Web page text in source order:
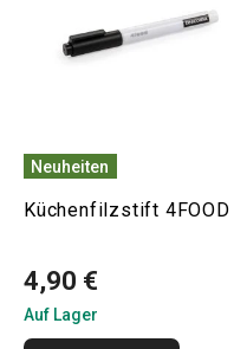
Neuheiten
Küchenfilzstift 4FOOD
4,90 €
Auf Lager